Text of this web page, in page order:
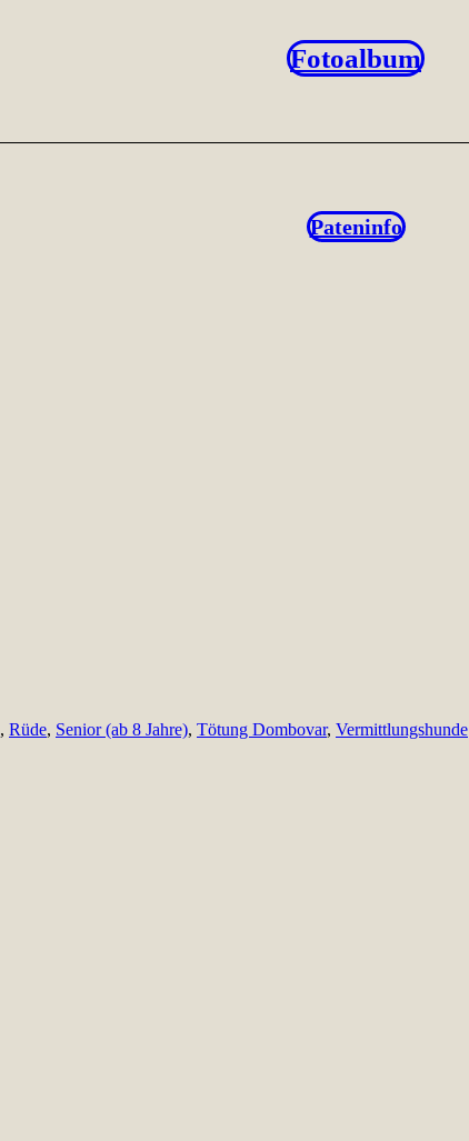
Fotoalbum
Pateninfo
, Rüde, Senior (ab 8 Jahre), Tötung Dombovar, Vermittlungshunde